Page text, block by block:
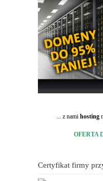
... z nami hosting
OFERTA
Certyfikat firmy